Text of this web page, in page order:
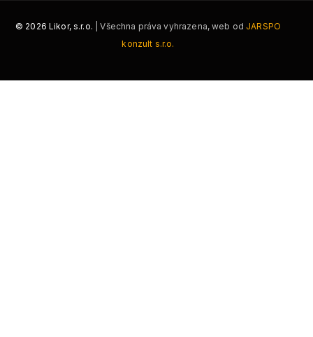
© 2026 Likor, s.r.o. | Všechna práva vyhrazena, web od JARSPO
konzult s.r.o.